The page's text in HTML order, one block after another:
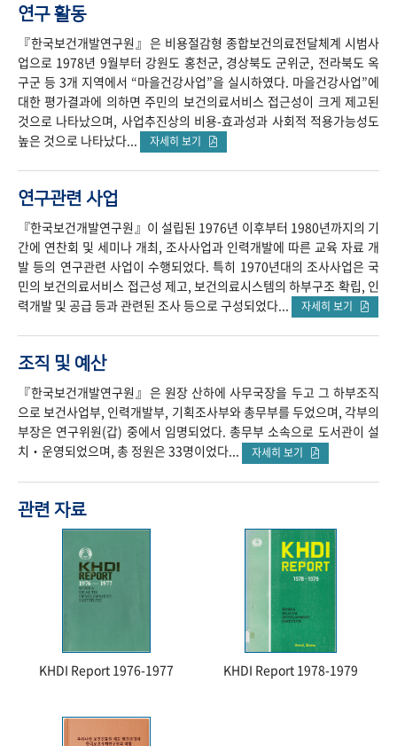
연구 활동
『한국보건개발연구원』은 비용절감형 종합보건의료전달체계 시범사
업으로 1978년 9월부터 강원도 홍천군, 경상북도 군위군, 전라북도 옥
구군 등 3개 지역에서 “마을건강사업”을 실시하였다. 마을건강사업”에
대한 평가결과에 의하면 주민의 보건의료서비스 접근성이 크게 제고된
것으로 나타났으며, 사업추진상의 비용-효과성과 사회적 적용가능성도
높은 것으로 나타났다...
자세히 보기
연구관련 사업
『한국보건개발연구원』이 설립된 1976년 이후부터 1980년까지의 기
간에 연찬회 및 세미나 개최, 조사사업과 인력개발에 따른 교육 자료 개
발 등의 연구관련 사업이 수행되었다. 특히 1970년대의 조사사업은 국
민의 보건의료서비스 접근성 제고, 보건의료시스템의 하부구조 확립, 인
력개발 및 공급 등과 관련된 조사 등으로 구성되었다...
자세히 보기
조직 및 예산
『한국보건개발연구원』은 원장 산하에 사무국장을 두고 그 하부조직
으로 보건사업부, 인력개발부, 기획조사부와 총무부를 두었으며, 각부의
부장은 연구위원(갑) 중에서 임명되었다. 총무부 소속으로 도서관이 설
치‧운영되었으며, 총 정원은 33명이었다...
자세히 보기
관련 자료
KHDI Report 1976-1977 KHDI Report 1978-1979